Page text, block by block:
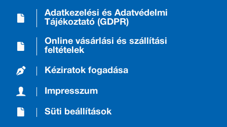
Adatkezelési és Adatvédelmi
Tájékoztató (GDPR)
Online vásárlási és szállítási
feltételek
Kéziratok fogadása
Impresszum
Süti beállítások